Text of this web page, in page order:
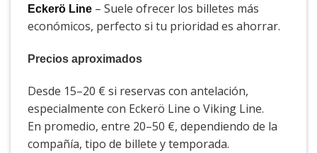
Eckerö Line – Suele ofrecer los billetes más
económicos, perfecto si tu prioridad es ahorrar.
Precios aproximados
Desde 15–20 € si reservas con antelación,
especialmente con Eckerö Line o Viking Line.
En promedio, entre 20–50 €, dependiendo de la
compañía, tipo de billete y temporada.